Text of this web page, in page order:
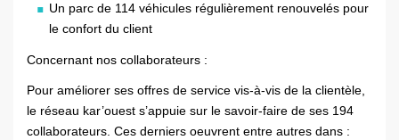
Un parc de 114 véhicules régulièrement renouvelés pour
le confort du client
Concernant nos collaborateurs :
Pour améliorer ses offres de service vis-à-vis de la clientèle,
le réseau kar’ouest s’appuie sur le savoir-faire de ses 194
collaborateurs. Ces derniers oeuvrent entre autres dans :